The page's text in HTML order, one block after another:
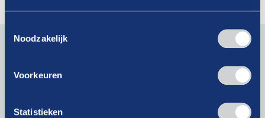
Noodzakelijk
Voorkeuren
Statistieken
Blijf op de hoogte van actueel branchenieuws. Schrijf je
in voor onze nieuwsbrief!
E-